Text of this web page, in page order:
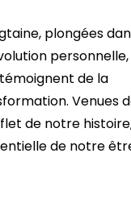
plongées
personnelle,
de la
Venues
de notre
de notre